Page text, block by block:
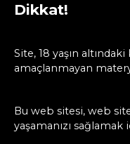
Dikkat!
Site, 18 yaşın
amaçlanmayan
Bu web sitesi, web
yaşamanızı